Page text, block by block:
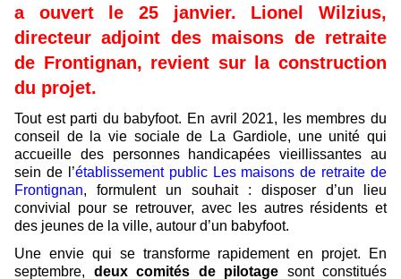
a ouvert le 25 janvier. Lionel Wilzius,
directeur adjoint des maisons de retraite
de Frontignan, revient sur la construction
du projet.
Tout est parti du babyfoot. En avril 2021, les membres du
conseil de la vie sociale de La Gardiole, une unité qui
accueille des personnes handicapées vieillissantes au
sein de l’établissement public Les maisons de retraite de
Frontignan, formulent un souhait : disposer d’un lieu
convivial pour se retrouver, avec les autres résidents et
des jeunes de la ville, autour d’un babyfoot.
Une envie qui se transforme rapidement en projet. En
septembre, deux comités de pilotage sont constitués